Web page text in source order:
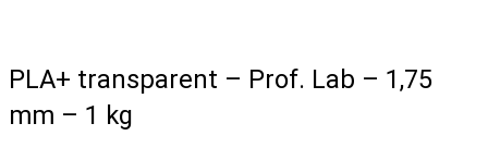
PLA+ transparent – Prof. Lab – 1,75
mm – 1 kg